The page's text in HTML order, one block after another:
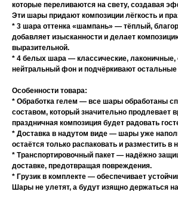
которые переливаются на свету, создавая
Эти шары придают композиции лёгкость и
* 3 шара оттенка «шампань» — тёплый,
добавляет изысканности и делает
выразительной.
* 4 белых шара — классические,
нейтральный фон и подчёркивают
Особенности товара:
* Обработка гелем — все шары обработаны
составом, который значительно продлевает
праздничная композиция будет радовать
* Доставка в надутом виде — шары уже
остаётся только распаковать и разместить в
* Транспортировочный пакет — надёжно
доставке, предотвращая повреждения.
* Грузик в комплекте — обеспечивает
Шары не улетят, а будут изящно держаться